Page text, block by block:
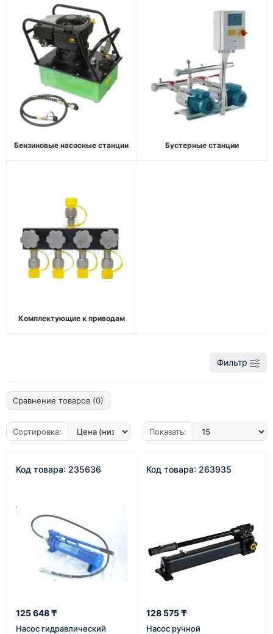
Бензиновые насосные станции Бустерные станции
Комплектующие к приводам
Фильтр
Сравнение товаров (0)
Сортировка: Показать:
Код товара: 235636
125 648 ₸
Насос гидравлический
Код товара: 263935
128 575 ₸
Насос ручной